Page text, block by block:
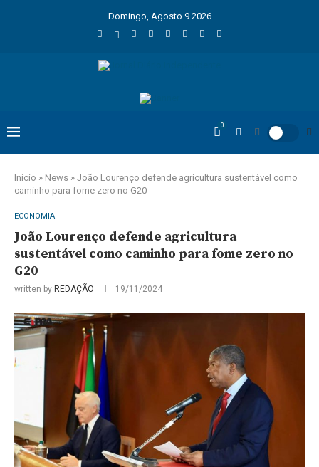
Domingo, Agosto 9 2026
0
Início » News » João Lourenço defende agricultura sustentável como
caminho para fome zero no G20
ECONOMIA
João Lourenço defende agricultura
sustentável como caminho para fome zero no
G20
written by REDAÇÃO 19/11/2024